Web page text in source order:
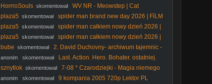
W OPỉSỉE
HorrroSouls skomentował
WV NR - Meowstep | Cat
Meowing (Dubstep Remix)
plaza5 skomentował
spider man brand new day 2026 | FỉLM
W OPỉSỉE
plaza5 skomentował
spider man całkiem nowy dzień 2026 |
FỉLM W OPỉSỉE
plaza5 skomentował
spider man całkiem nowy dzień 2026 |
FỉLM W OPỉSỉE
bube skomentował
2. David Duchovny- archiwum tajemnic -
anonim skomentował
Last. Action. Hero. Bohater. ostatniej.
akcji. 1993. Lektor.pl
sznytlok skomentował
7-08 * Czarodziejki - Magia niemego
anonim skomentował 9 kompania 2005 720p Lektor PL